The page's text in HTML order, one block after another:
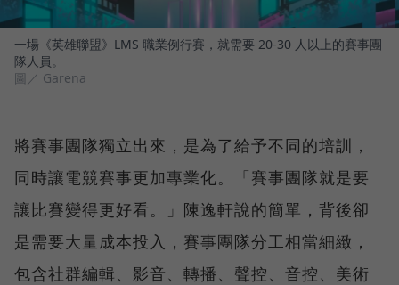
一場《英雄聯盟》LMS 職業例行賽，就需要 20-30 人以上的賽事團
隊人員。
圖／ Garena
將賽事團隊獨立出來，是為了給予不同的培訓，
同時讓電競賽事更加專業化。「賽事團隊就是要
讓比賽變得更好看。」陳逸軒說的簡單，背後卻
是需要大量成本投入，賽事團隊分工相當細緻，
包含社群編輯、影音、轉播、聲控、音控、美術